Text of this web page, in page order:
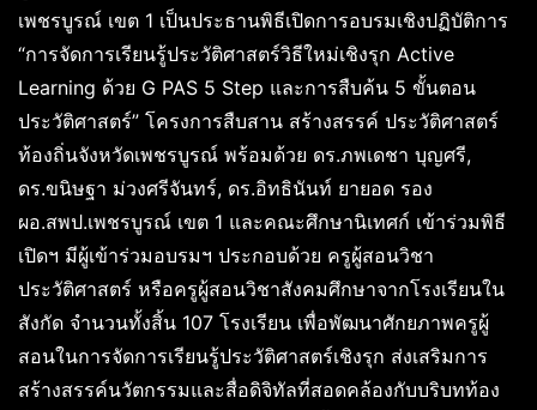
เพชรบูรณ์ เขต 1 เป็นประธานพิธีเปิดการอบรมเชิงปฏิบัติการ
“การจัดการเรียนรู้ประวัติศาสตร์วิธีใหม่เชิงรุก Active
Learning ด้วย G PAS 5 Step และการสืบค้น 5 ขั้นตอน
ประวัติศาสตร์” โครงการสืบสาน สร้างสรรค์ ประวัติศาสตร์
ท้องถิ่นจังหวัดเพชรบูรณ์ พร้อมด้วย ดร.ภพเดชา บุญศรี,
ดร.ขนิษฐา ม่วงศรีจันทร์, ดร.อิทธินันท์ ยายอด รอง
ผอ.สพป.เพชรบูรณ์ เขต 1 และคณะศึกษานิเทศก์ เข้าร่วมพิธี
เปิดฯ มีผู้เข้าร่วมอบรมฯ ประกอบด้วย ครูผู้สอนวิชา
ประวัติศาสตร์ หรือครูผู้สอนวิชาสังคมศึกษาจากโรงเรียนใน
สังกัด จำนวนทั้งสิ้น 107 โรงเรียน เพื่อพัฒนาศักยภาพครูผู้
สอนในการจัดการเรียนรู้ประวัติศาสตร์เชิงรุก ส่งเสริมการ
สร้างสรรค์นวัตกรรมและสื่อดิจิทัลที่สอดคล้องกับบริบทท้อง